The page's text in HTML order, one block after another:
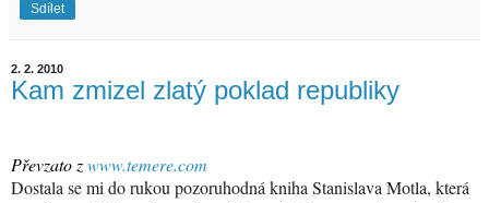
Sdílet
2. 2. 2010
Kam zmizel zlatý poklad republiky
Převzato zwww.temere.com
Dostala se mi do rukou pozoruhodná kniha Stanislava Motla, která